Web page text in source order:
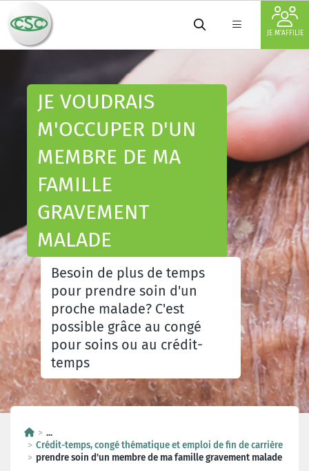
JE M'AFFILIE
JE VOUDRAIS
M'OCCUPER D'UN
MEMBRE DE MA
FAMILLE
GRAVEMENT
MALADE
Besoin de plus de temps
pour prendre soin d'un
proche malade? C'est
possible grâce au congé
pour soins ou au crédit-
temps
...
Crédit-temps, congé thématique et emploi de fin de carrière
prendre soin d'un membre de ma famille gravement malade